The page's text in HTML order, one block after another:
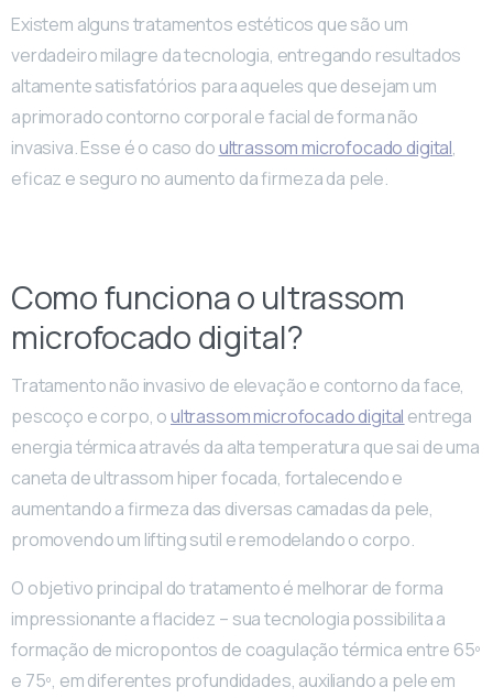
Existem alguns tratamentos estéticos que são um
verdadeiro milagre da tecnologia, entregando resultados
altamente satisfatórios para aqueles que desejam um
aprimorado contorno corporal e facial de forma não
invasiva. Esse é o caso doultrassom microfocado digital,
eficaz e seguro no aumento da firmeza da pele.
Como funciona o ultrassom
microfocado digital?
Tratamento não invasivo de elevação e contorno da face,
pescoço e corpo, oultrassom microfocado digital entrega
energia térmica através da alta temperatura que sai de uma
caneta de ultrassom hiper focada, fortalecendo e
aumentando a firmeza das diversas camadas da pele,
promovendo um lifting sutil e remodelando o corpo.
O objetivo principal do tratamento é melhorar de forma
impressionante a flacidez – sua tecnologia possibilita a
formação de micropontos de coagulação térmica entre 65º
e 75º, em diferentes profundidades, auxiliando a pele em